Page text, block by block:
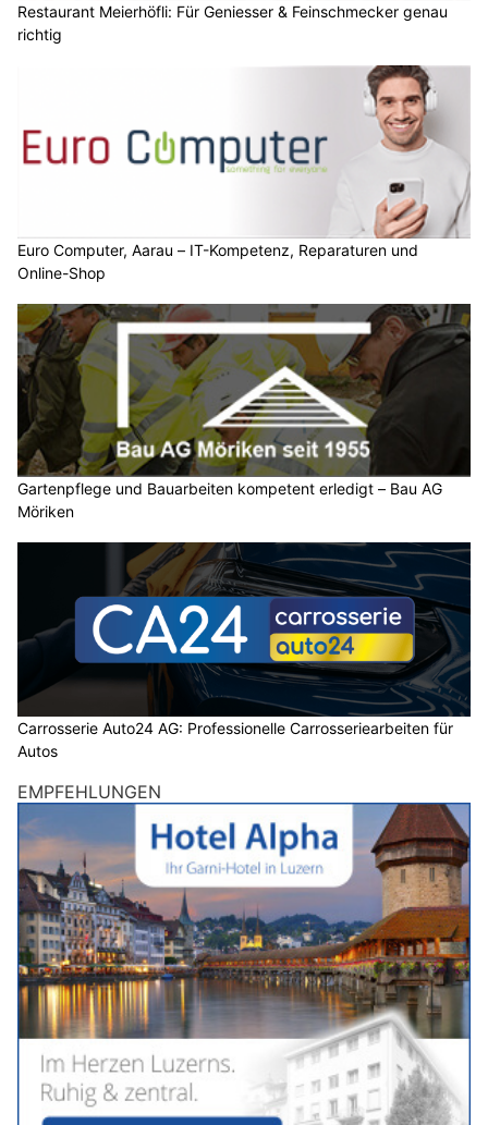
Restaurant Meierhöfli: Für Geniesser & Feinschmecker genau
richtig
Euro Computer, Aarau – IT-Kompetenz, Reparaturen und
Online-Shop
Gartenpflege und Bauarbeiten kompetent erledigt – Bau AG
Möriken
Carrosserie Auto24 AG: Professionelle Carrosseriearbeiten für
Autos
EMPFEHLUNGEN